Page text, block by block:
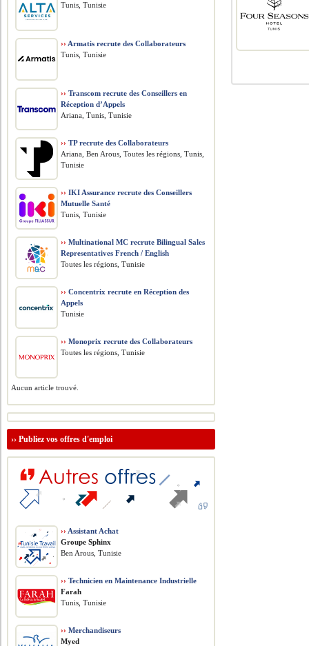
Tunis, Tunisie
›› Armatis recrute des Collaborateurs
Tunis, Tunisie
›› Transcom recrute des Conseillers en
Réception d’Appels
Ariana, Tunis, Tunisie
›› TP recrute des Collaborateurs
Ariana, Ben Arous, Toutes les régions, Tunis,
Tunisie
›› IKI Assurance recrute des Conseillers
Mutuelle Santé
Tunis, Tunisie
›› Multinational MC recrute Bilingual Sales
Representatives French / English
Toutes les régions, Tunisie
›› Concentrix recrute en Réception des
Appels
Tunisie
›› Monoprix recrute des Collaborateurs
Toutes les régions, Tunisie
Aucun article trouvé.
››Publiez vos offres d'emploi
›› Assistant Achat
Groupe Sphinx
Ben Arous, Tunisie
›› Technicien en Maintenance Industrielle
Farah
Tunis, Tunisie
›› Merchandiseurs
Myed